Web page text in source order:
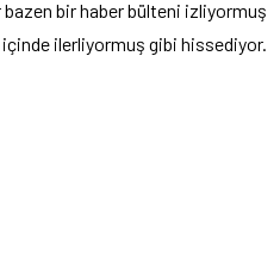
bir haber bülteni izliyormuş
ilerliyormuş gibi hissediyor.